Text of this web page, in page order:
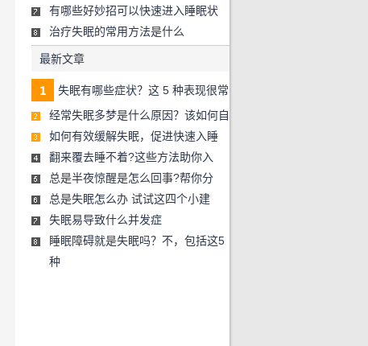
有哪些好妙招可以快速进入睡眠状
治疗失眠的常用方法是什么
最新文章
失眠有哪些症状？这 5 种表现很常
经常失眠多梦是什么原因？该如何自
如何有效缓解失眠，促进快速入睡​
翻来覆去睡不着?这些方法助你入
总是半夜惊醒是怎么回事?帮你分
总是失眠怎么办 试试这四个小建
失眠易导致什么并发症
睡眠障碍就是失眠吗？不，包括这5
种